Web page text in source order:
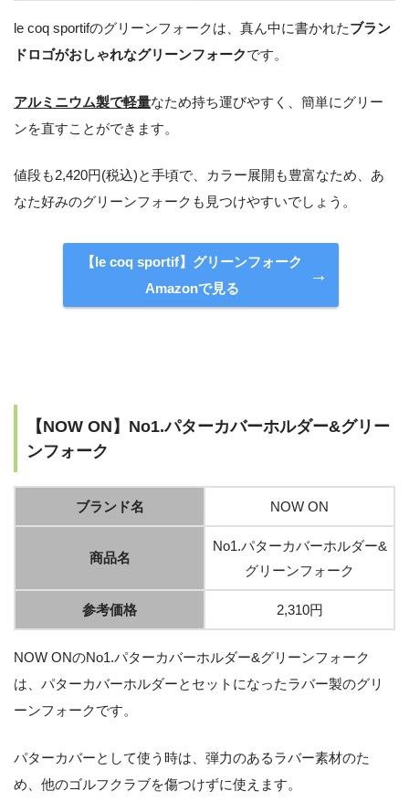
le coq sportifのグリーンフォークは、真ん中に書かれたブラン
ドロゴがおしゃれなグリーンフォークです。
アルミニウム製で軽量なため持ち運びやすく、簡単にグリー
ンを直すことができます。
値段も2,420円(税込)と手頃で、カラー展開も豊富なため、あ
なた好みのグリーンフォークも見つけやすいでしょう。
【le coq sportif】グリーンフォーク
Amazonで見る
【NOW ON】No1.パターカバーホルダー&グリー
ンフォーク
ブランド名 NOW ON
商品名
No1.パターカバーホルダー&
グリーンフォーク
参考価格 2,310円
NOW ONのNo1.パターカバーホルダー&グリーンフォーク
は、パターカバーホルダーとセットになったラバー製のグリ
ーンフォークです。
パターカバーとして使う時は、弾力のあるラバー素材のた
め、他のゴルフクラブを傷つけずに使えます。